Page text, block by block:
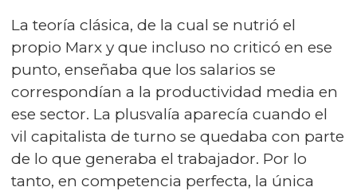
La teoría clásica, de la cual se nutrió el
propio Marx y que incluso no criticó en ese
punto, enseñaba que los salarios se
correspondían a la productividad media en
ese sector. La plusvalía aparecía cuando el
vil capitalista de turno se quedaba con parte
de lo que generaba el trabajador. Por lo
tanto, en competencia perfecta, la única